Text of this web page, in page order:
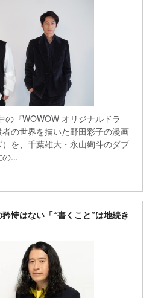
の『WOWOW オリジナルドラ
の世界を描いた野田彩子の漫画
）を、千葉雄大・永山絢斗のダブ
の...
恃はない「“書くこと”は地続き